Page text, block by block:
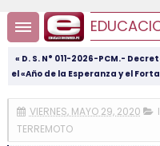
« D. S. N° 011-2026-PCM.-
el «Año de la Esperanza y el
VIERNES, MAYO 29, 2020
TERREMOTO